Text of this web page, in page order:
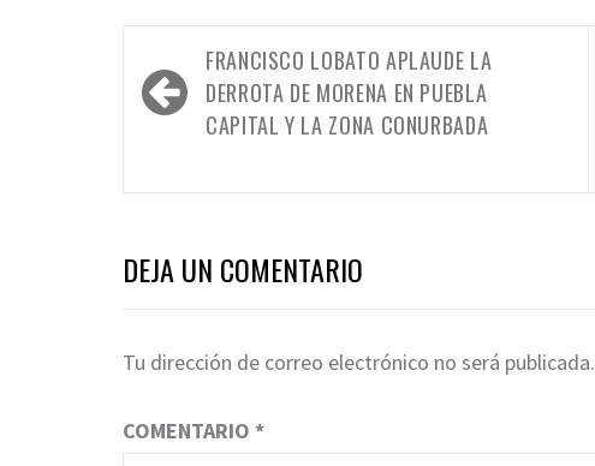
Navegación
de
entradas
FRANCISCO LOBATO APLAUDE LA
DERROTA DE MORENA EN PUEBLA
CAPITAL Y LA ZONA CONURBADA
DEJA UN COMENTARIO
Tu dirección de correo electrónico no será publicada.
COMENTARIO *